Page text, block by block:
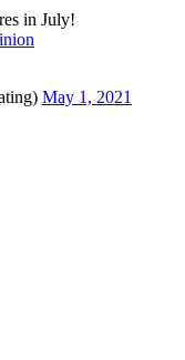
in July!
May 1, 2021